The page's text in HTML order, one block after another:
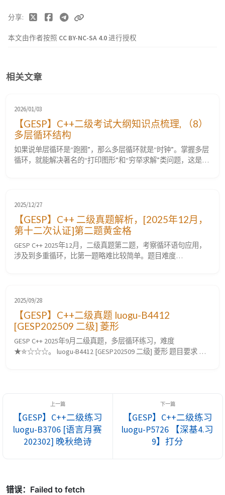
本文由作者按照 CC BY-NC-SA 4.0进行授权
分享
相关文章
2026/01/03
【GESP】C++二级考试大纲知识点梳理, （8）
多层循环结构
如果说单层循环是“跑圈”，那么多层循环就是“时钟”。掌握多层
循环，就能解决著名的“打印图形”和“穷举求解”类问题，这是二
考试大纲知识点梳理, （1）计算机存储的...
2025/12/27
【GESP】C++ 二级真题解析，[2025年12月，
第十二次认证]第二题黄金格
GESP C++ 2025年12月，二级真题第二题，考察循环语句应用，
涉及到多重循环，比第一题略难比较简单。题目难度
\le x + r -...
2025/09/28
【GESP】C++二级真题 luogu-B4412
[GESP202509 二级] 菱形
GESP C++ 2025年9月二级真题，多层循环练习，难度
★✮☆☆☆。 luogu-B4412 [GESP202509 二级] 菱形 题目要求 题
【GESP】C++二级练习
luogu-B3706 [语言月赛
202302] 晚秋绝诗
【GESP】C++二级练习
luogu-P5726 【深基4.习
9】打分